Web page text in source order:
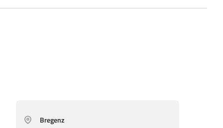
Bregenz